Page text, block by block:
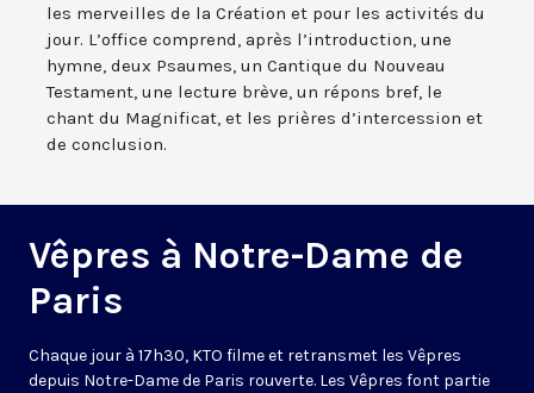
les merveilles de la Création et pour les activités du
jour. L’office comprend, après l’introduction, une
hymne, deux Psaumes, un Cantique du Nouveau
Testament, une lecture brève, un répons bref, le
chant du Magnificat, et les prières d’intercession et
de conclusion.
Vêpres à Notre-Dame de
Paris
Chaque jour à 17h30, KTO filme et retransmet les Vêpres
depuis Notre-Dame de Paris rouverte. Les Vêpres font partie